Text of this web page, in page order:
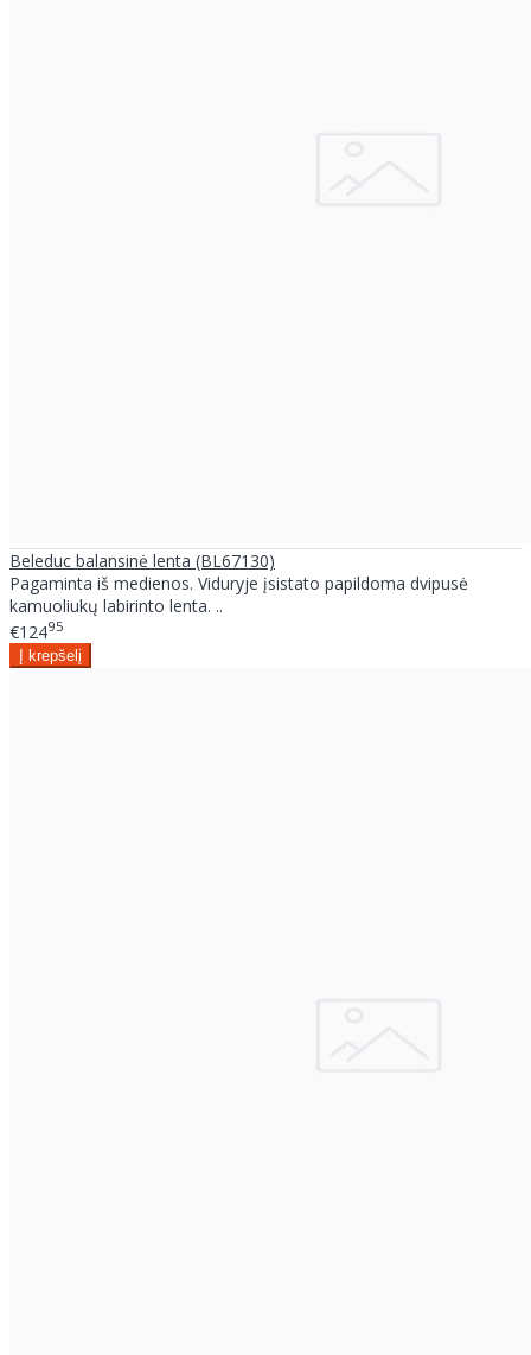
Beleduc balansinė lenta (BL67130)
Pagaminta iš medienos. Viduryje įsistato papildoma dvipusė
kamuoliukų labirinto lenta. ..
€12495